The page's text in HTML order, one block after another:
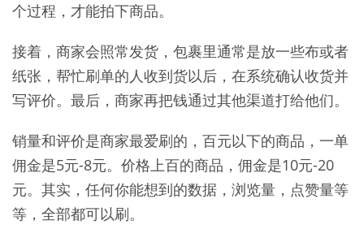
个过程，才能拍下商品。
接着，商家会照常发货，包裹里通常是放一些布或者
纸张，帮忙刷单的人收到货以后，在系统确认收货并
写评价。最后，商家再把钱通过其他渠道打给他们。
销量和评价是商家最爱刷的，百元以下的商品，一单
佣金是5元-8元。价格上百的商品，佣金是10元-20
元。其实，任何你能想到的数据，浏览量，点赞量等
等，全部都可以刷。